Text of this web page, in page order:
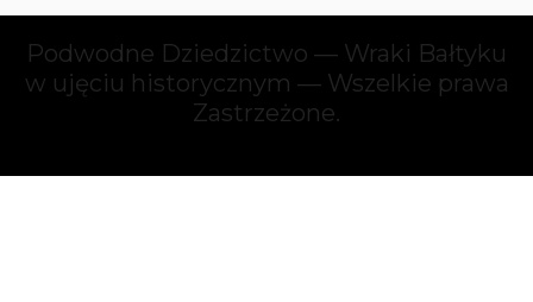
Podwodne Dziedzictwo — Wraki Bałtyku
w ujęciu historycznym — Wszelkie prawa
Zastrzeżone.